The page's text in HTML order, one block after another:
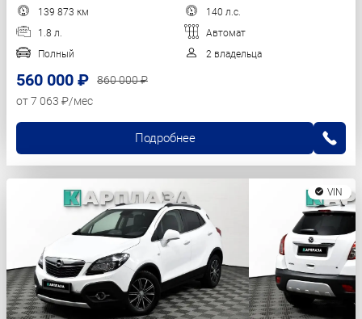
139 873 км
140 л.с.
1.8 л.
Автомат
Полный
2 владельца
560 000 ₽
860 000 ₽
от 7 063 ₽/мес
Подробнее
VIN